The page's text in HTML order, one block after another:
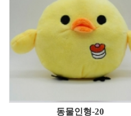
동물인형-20